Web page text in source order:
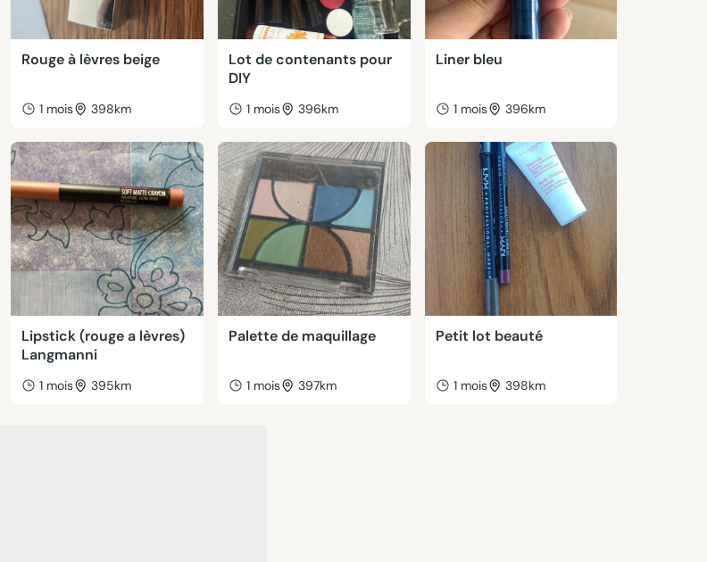
Rouge à lèvres beige
1 mois 398km
Lot de contenants pour
DIY
1 mois 396km
Liner bleu
1 mois 396km
Lipstick (rouge a lèvres)
Langmanni
1 mois 395km
Palette de maquillage
1 mois 397km
Petit lot beauté
1 mois 398km